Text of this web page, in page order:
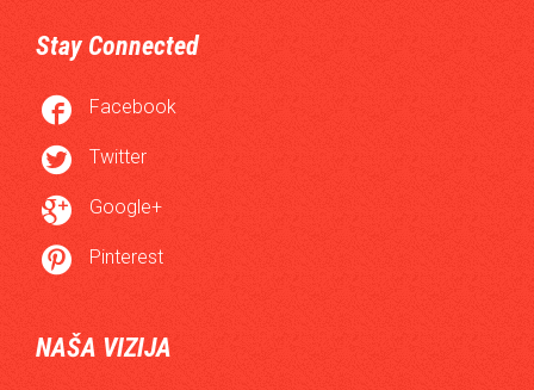
Stay Connected
 Facebook
 Twitter
 Google+
 Pinterest
NAŠA VIZIJA